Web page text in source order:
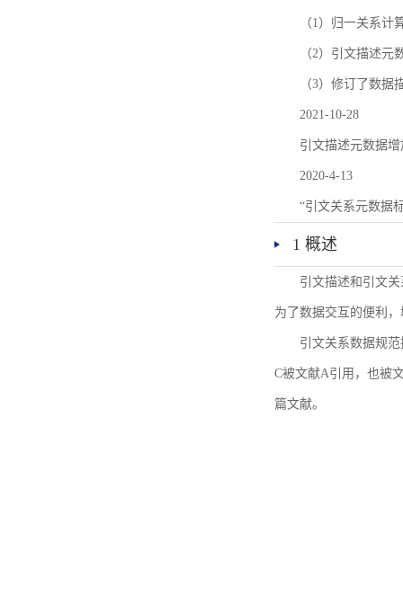
（1）归一关系
（2）引文描述元
（3）修订了数据
2021-10-28
引文描述元数据增
2020-4-13
“引文关系元数据
1 概述
引文描述和引文
为了数据交互的便利
引文关系数据规
C被文献A引用，也被
篇文献。